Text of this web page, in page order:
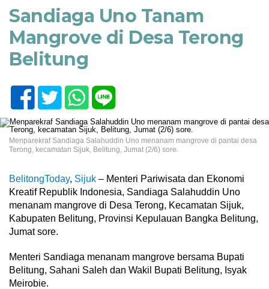
Sandiaga Uno Tanam
Mangrove di Desa Terong
Belitung
Menparekraf Sandiaga Salahuddin Uno menanam mangrove di pantai desa
Terong, kecamatan Sijuk, Belitung, Jumat (2/6) sore.
BelitongToday, Sijuk – Menteri Pariwisata dan Ekonomi
Kreatif Republik Indonesia, Sandiaga Salahuddin Uno
menanam mangrove di Desa Terong, Kecamatan Sijuk,
Kabupaten Belitung, Provinsi Kepulauan Bangka Belitung,
Jumat sore.
Menteri Sandiaga menanam mangrove bersama Bupati
Belitung, Sahani Saleh dan Wakil Bupati Belitung, Isyak
Meirobie.